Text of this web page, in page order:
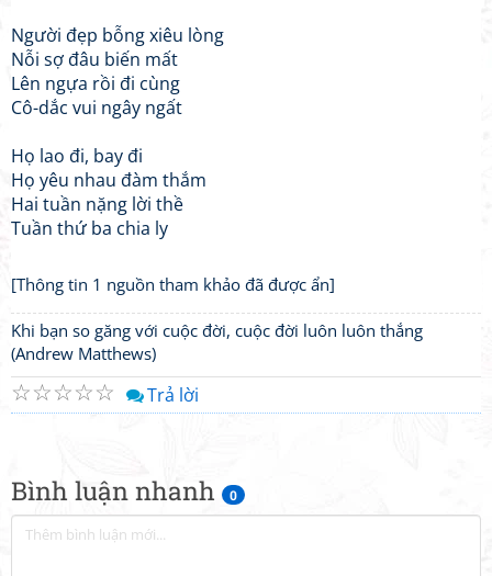
Bình luận nhanh 0
Người đẹp bỗng xiêu lòng
Nỗi sợ đâu biến mất
Lên ngựa rồi đi cùng
Cô-dắc vui ngây ngất
Họ lao đi, bay đi
Họ yêu nhau đàm thắm
Hai tuần nặng lời thề
Tuần thứ ba chia ly
[Thông tin 1 nguồn tham khảo đã được ẩn]
Khi bạn so găng với cuộc đời, cuộc đời luôn luôn thắng
(Andrew Matthews)
☆
☆
☆
☆
☆ Trả lời